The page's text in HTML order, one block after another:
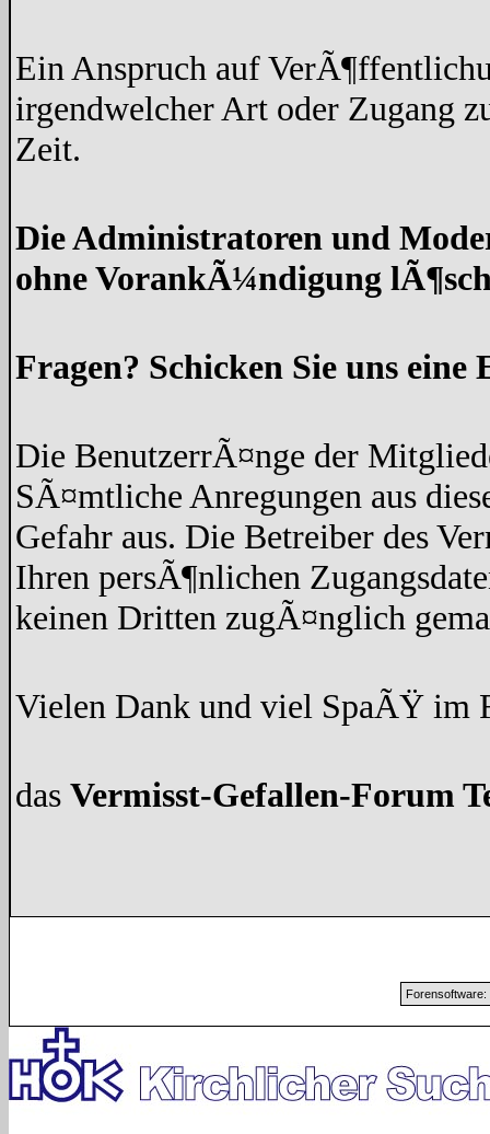
Ein Anspruch auf
irgendwelcher Art oder Zugang
Zeit.
Die Administratoren und
ohne VorankÃ¼ndigung
Fragen? Schicken Sie uns
Die BenutzerrÃ¤nge der
SÃ¤mtliche Anregungen aus
Gefahr aus. Die Betreiber des
Ihren persÃ¶nlichen
keinen Dritten zugÃ¤nglich
Vielen Dank und viel SpaÃŸ im
das Vermisst-Gefallen-Forum
Forensoftware: